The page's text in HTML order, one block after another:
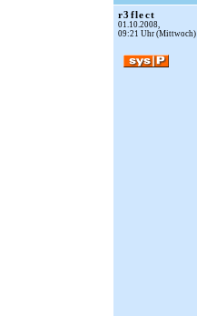
r3flect
01.10.2008,
09:21 Uhr (Mittwoch)